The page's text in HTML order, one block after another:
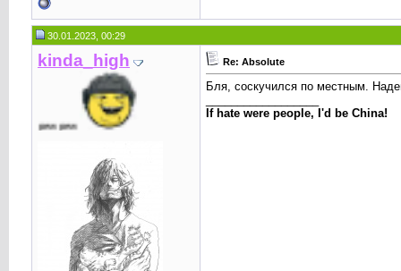
30.01.2023, 00:29
kinda_high Re: Absolute
Бля, соскучился по местным.
If hate were people, I'd be China!